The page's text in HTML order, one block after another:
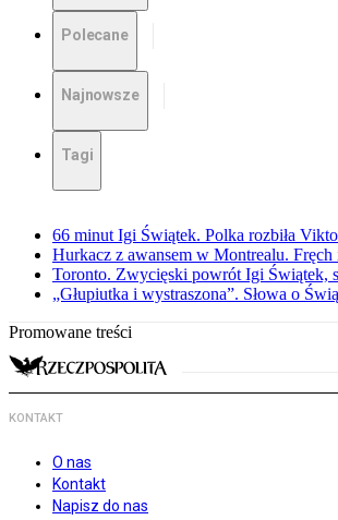
Polecane
Najnowsze
Tagi
66 minut Igi Świątek. Polka rozbiła
Hurkacz z awansem w Montrealu.
Toronto. Zwycięski powrót Igi Świątek,
„Głupiutka i wystraszona”. Słowa o
Promowane treści
KONTAKT
O nas
Kontakt
Napisz do nas